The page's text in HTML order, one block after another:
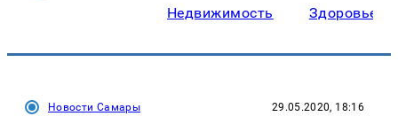
Недвижимость Здоровье
Новости Самары 29.05.2020, 18:16